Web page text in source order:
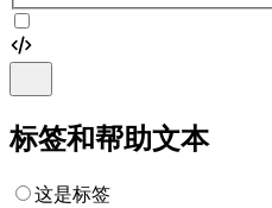
标签和帮助文本
这是标签